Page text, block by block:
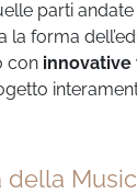
parti
la forma
con innovative
della